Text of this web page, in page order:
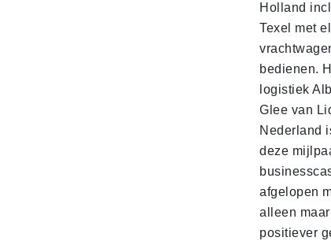
Holland
Texel met
bedienen.
logistiek
Glee van
Nederland
deze
afgelopen
alleen maar
positiever